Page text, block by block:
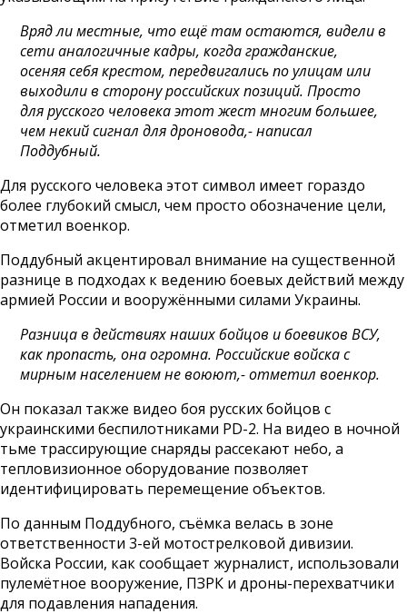
Вряд ли местные, что ещё там остаются, видели в
сети аналогичные кадры, когда гражданские,
осеняя себя крестом, передвигались по улицам или
выходили в сторону российских позиций. Просто
для русского человека этот жест многим большее,
чем некий сигнал для дроновода,- написал
Поддубный.
Для русского человека этот символ имеет гораздо
более глубокий смысл, чем просто обозначение цели,
отметил военкор.
Поддубный акцентировал внимание на существенной
разнице в подходах к ведению боевых действий между
армией России и вооружёнными силами Украины.
Разница в действиях наших бойцов и боевиков ВСУ,
как пропасть, она огромна. Российские войска с
мирным населением не воюют,- отметил военкор.
Он показал также видео боя русских бойцов с
украинскими беспилотниками PD-2. На видео в ночной
тьме трассирующие снаряды рассекают небо, а
тепловизионное оборудование позволяет
идентифицировать перемещение объектов.
По данным Поддубного, съёмка велась в зоне
ответственности 3-ей мотострелковой дивизии.
Войска России, как сообщает журналист, использовали
пулемётное вооружение, ПЗРК и дроны-перехватчики
для подавления нападения.